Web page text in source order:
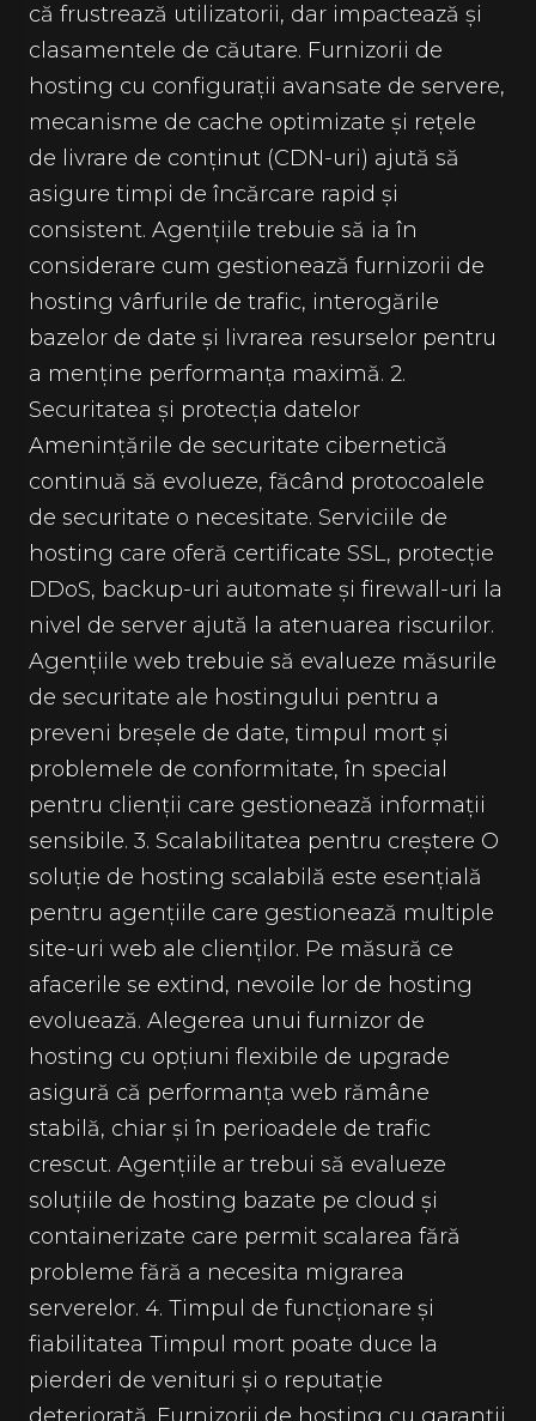
că frustrează utilizatorii, dar impactează și
clasamentele de căutare. Furnizorii de
hosting cu configurații avansate de servere,
mecanisme de cache optimizate și rețele
de livrare de conținut (CDN-uri) ajută să
asigure timpi de încărcare rapid și
consistent. Agențiile trebuie să ia în
considerare cum gestionează furnizorii de
hosting vârfurile de trafic, interogările
bazelor de date și livrarea resurselor pentru
a menține performanța maximă. 2.
Securitatea și protecția datelor
Amenințările de securitate cibernetică
continuă să evolueze, făcând protocoalele
de securitate o necesitate. Serviciile de
hosting care oferă certificate SSL, protecție
DDoS, backup-uri automate și firewall-uri la
nivel de server ajută la atenuarea riscurilor.
Agențiile web trebuie să evalueze măsurile
de securitate ale hostingului pentru a
preveni breșele de date, timpul mort și
problemele de conformitate, în special
pentru clienții care gestionează informații
sensibile. 3. Scalabilitatea pentru creștere O
soluție de hosting scalabilă este esențială
pentru agențiile care gestionează multiple
site-uri web ale clienților. Pe măsură ce
afacerile se extind, nevoile lor de hosting
evoluează. Alegerea unui furnizor de
hosting cu opțiuni flexibile de upgrade
asigură că performanța web rămâne
stabilă, chiar și în perioadele de trafic
crescut. Agențiile ar trebui să evalueze
soluțiile de hosting bazate pe cloud și
containerizate care permit scalarea fără
probleme fără a necesita migrarea
serverelor. 4. Timpul de funcționare și
fiabilitatea Timpul mort poate duce la
pierderi de venituri și o reputație